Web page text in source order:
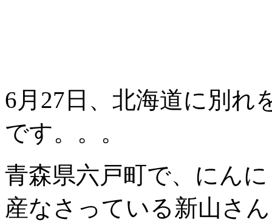
6月27日、北海道に別れ
です。。。
青森県六戸町で、にん
産なさっている新山さ